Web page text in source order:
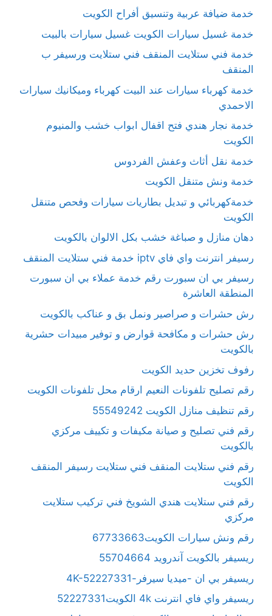
خدمة ضيافة عربية وتنسيق أفراح الكويت
خدمة غسيل سيارات الكويت غسيل سيارات بالبيت
خدمة فني ستلايت المنقف فني ستلايت ورسيفر ب
المنقف
خدمة كهرباء سيارات عند البيت كهرباء وميكانيك سيارات
الاحمدي
خدمة نجار هندي فتح اقفال ابواب خشب والمنيوم
الكويت
خدمة نقل أثاث وعفش الفردوس
خدمة ونش متنقل الكويت
خدمةكهربائي و تبديل بطاريات سيارات وفحص متنقل
الكويت
دهان منازل و صباغة خشب بكل الالوان بالكويت
رسيفر انترنت واي فاي iptv خدمة فني ستلايت المنقف
رسيفر بي ان سبورت رقم خدمة عملاء بي ان سبورت
المنطقة العاشرة
رش حشرات و صراصير ونمل بق و عناكب بالكويت
رش حشرات و مكافحة قوارض و توفير مبيدات حشرية
بالكويت
رفوف تخزين حديد الكويت
رقم تصليح تلفونات النعيم ارقام محل تلفونات الكويت
رقم تنظيف منازل الكويت 55549242
رقم فني تصليح و صيانة مكيفات و تكييف مركزي
بالكويت
رقم فني ستلايت المنقف فني ستلايت رسيفر المنقف
الكويت
رقم فني ستلايت هندي الشويخ فني تركيب ستلايت
مركزي
رقم ونش سيارات الكويت67733663
ريسيفر بالكويت آندرويد 55704664
ريسيفر بي ان -ميديا سيرفر-4K-52227331
ريسيفر واي فاي انترنت 4k الكويت52227331